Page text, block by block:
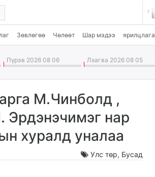
Зөвлөгөө Чөлөөт Шар мэдээ ярилцлага
Пүрэв 2026 08 06 Лхагва 2026 08 05
М.Чинболд ,
нар
хуралд уналаа
Улс төр, Бусад